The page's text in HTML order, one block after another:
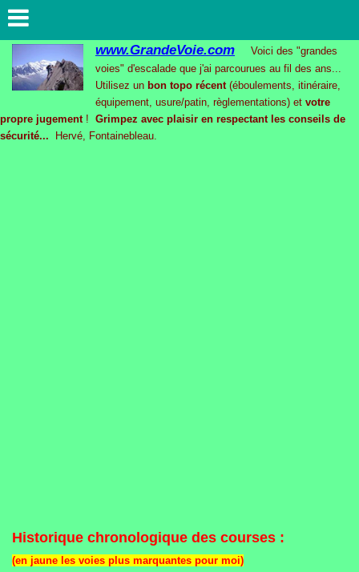
www.GrandeVoie.com Voici des "grandes
voies" d'escalade que j'ai parcourues au fil des ans...
Utilisez un bon topo récent (éboulements, itinéraire,
équipement, usure/patin, règlementations) et votre
propre jugement ! Grimpez avec plaisir en respectant les conseils de
sécurité... Hervé, Fontainebleau.
Historique chronologique des courses :
(en jaune les voies plus marquantes pour moi)